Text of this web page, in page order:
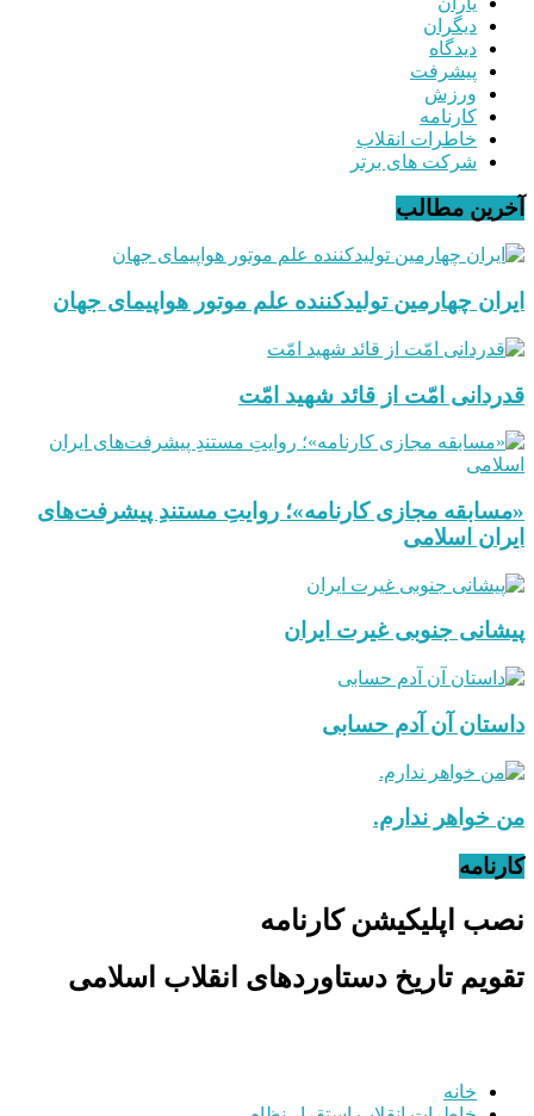
دیگران
دیدگاه
پیشرفت
ورزش
کارنامه
خاطرات انقلاب
شرکت های برتر
آخرین مطالب
ایران چهارمین تولیدکننده علم موتور هواپیمای جهان
قدردانی امّت از قائد شهید امّت
«مسابقه مجازی کارنامه»؛ روایتِ مستندِ پیشرفت‌های
ایران اسلامی
پیشانی جنوبی غیرت ایران
داستان آن آدم حسابی
من خواهر ندارم.
کارنامه
نصب اپلیکیشن کارنامه
تقویم تاریخ دستاوردهای انقلاب اسلامی
خانه